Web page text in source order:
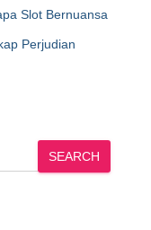
Slot Bernuansa
Perjudian
SEARCH